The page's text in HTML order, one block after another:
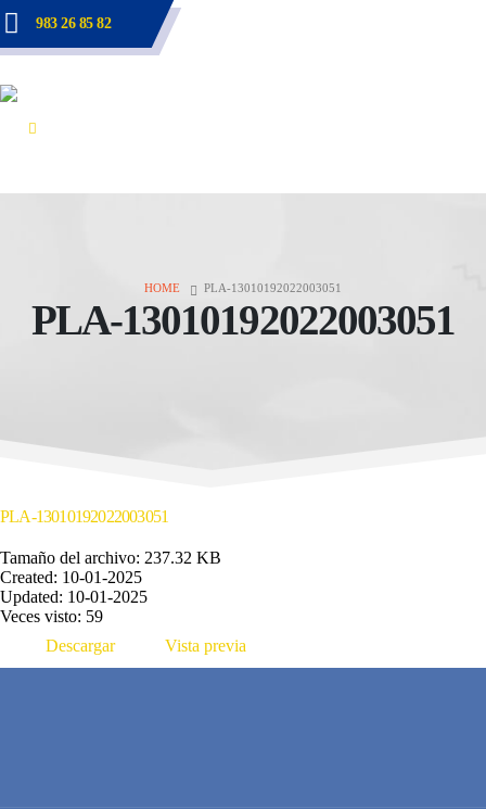
983 26 85 82
HOME PLA-13010192022003051
PLA-13010192022003051
PLA-13010192022003051
Tamaño del archivo: 237.32 KB
Created: 10-01-2025
Updated: 10-01-2025
Veces visto: 59
Descargar
Vista previa